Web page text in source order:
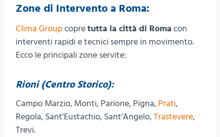
Zone di Intervento a Roma:
Clima Groupcopretutta la città di Romacon
interventi rapidi e tecnici sempre in movimento.
Ecco le principali zone servite:
Rioni (Centro Storico):
Campo Marzio, Monti, Parione, Pigna, Prati,
Regola, Sant’Eustachio, Sant’Angelo,Trastevere,
Trevi.